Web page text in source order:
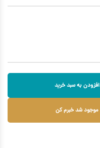
افزودن به سبد خرید
موجود شد خبرم کن